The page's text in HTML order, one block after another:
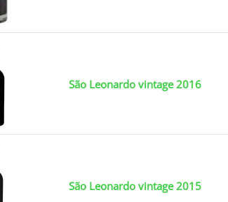
São Leonardo vintage 2016
São Leonardo vintage 2015